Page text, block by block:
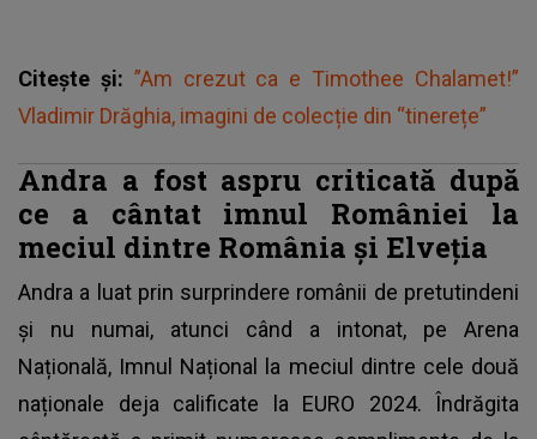
Citește și: ”Am crezut ca e Timothee Chalamet!”
Vladimir Drăghia, imagini de colecție din “tinerețe”
Andra a fost aspru criticată după
ce a cântat imnul României la
meciul dintre România și Elveția
Andra a luat prin surprindere românii de pretutindeni
și nu numai, atunci când a intonat, pe Arena
Națională, Imnul Național la meciul dintre cele două
naționale deja calificate la EURO 2024. Îndrăgita